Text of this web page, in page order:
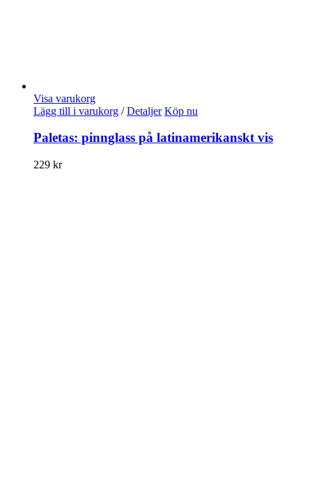
Visa varukorg
Lägg till i varukorg / Detaljer Köp nu
Paletas: pinnglass på latinamerikanskt vis
229 kr